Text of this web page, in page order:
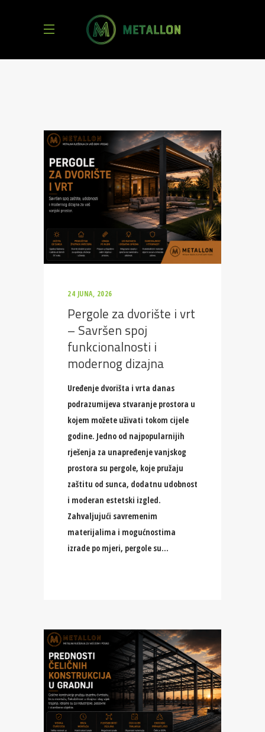
24 JUNA, 2026
Pergole za dvorište i vrt
– Savršen spoj
funkcionalnosti i
modernog dizajna
Uređenje dvorišta i vrta danas
podrazumijeva stvaranje prostora u
kojem možete uživati tokom cijele
godine. Jedno od najpopularnijih
rješenja za unapređenje vanjskog
prostora su pergole, koje pružaju
zaštitu od sunca, dodatnu udobnost
i moderan estetski izgled.
Zahvaljujući savremenim
materijalima i mogućnostima
izrade po mjeri, pergole su